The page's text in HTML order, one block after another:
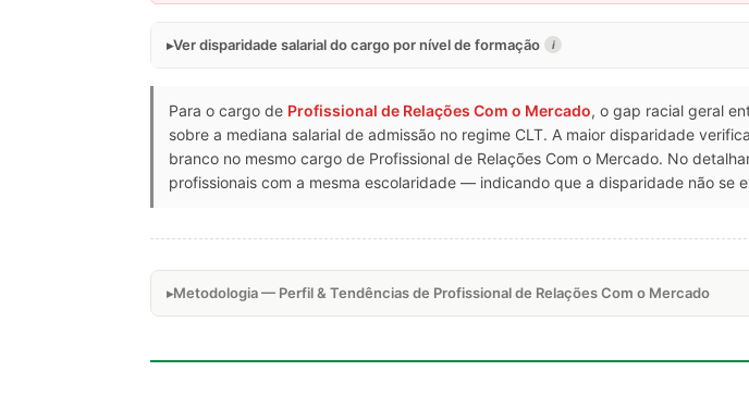
Ver disparidade salarial do cargo por nível de formação i
Para o cargo de Profissional de Relações Com o Mercado, o gap racial geral
sobre a mediana salarial de admissão no regime CLT. A maior disparidade
branco no mesmo cargo de Profissional de Relações Com o Mercado. No
profissionais com a mesma escolaridade — indicando que a disparidade não se
Metodologia — Perfil & Tendências de Profissional de Relações Com o Mercado